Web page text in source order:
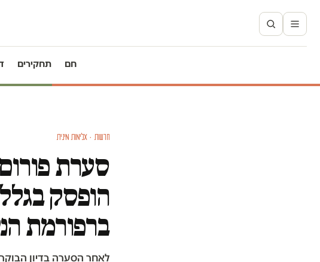
חם תחקירים
חדשות · אלימות מינית
סערת
הופסק
ברפורמת
לאחר הסערה בדיון